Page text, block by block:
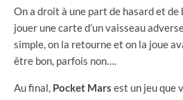
On a droit à une part de hasard et de
jouer une carte d’un vaisseau
simple, on la retourne et on la joue
être bon, parfois non….
Au final, Pocket Mars est un jeu que